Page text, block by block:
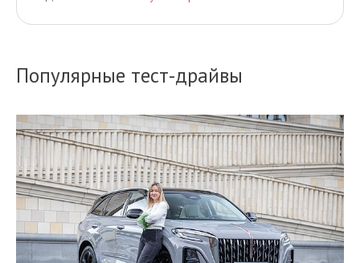
Популярные тест-драйвы